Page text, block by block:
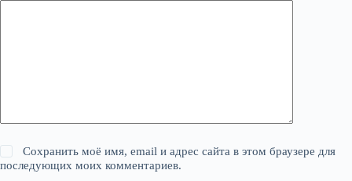
Сохранить моё имя, email и адрес сайта в этом браузере для
последующих моих комментариев.